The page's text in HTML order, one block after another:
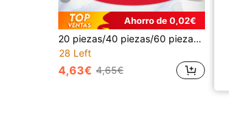
Ahorro de 0,02€
20 piezas/40 piezas/60 piezas Platos de papel con borde rojo, platos de papel desechables blancos para fiestas, platos para pasteles, platos para postres, adecuados para fiestas de cumpleaños, decoración de bodas, aniversarios, Día de San Valentín, Navidad y otros suministros para días festivos
28 Left
4,63€ 4,65€